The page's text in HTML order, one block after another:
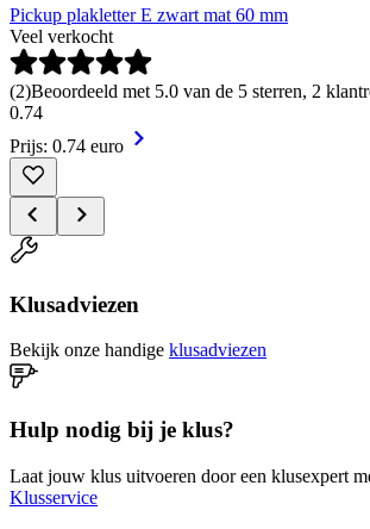
Pickup plakletter E zwart mat 60 mm
Veel verkocht
(2)Beoordeeld met 5.0 van de 5 sterren, 2
0.74
Prijs: 0.74 euro
Klusadviezen
Bekijk onze handige klusadviezen
Hulp nodig bij je klus?
Laat jouw klus uitvoeren door een klusexpert
Klusservice